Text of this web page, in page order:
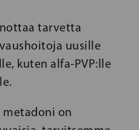
tarvetta
uusille
kuten alfa-PVP:lle
metadoni on